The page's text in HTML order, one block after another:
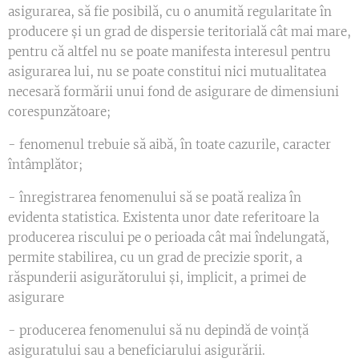
asigurarea, să fie posibilă, cu o anumită regularitate în
producere și un grad de dispersie teritorială cât mai mare,
pentru că altfel nu se poate manifesta interesul pentru
asigurarea lui, nu se poate constitui nici mutualitatea
necesară formării unui fond de asigurare de dimensiuni
corespunzătoare;
- fenomenul trebuie să aibă, în toate cazurile, caracter
întâmplător;
- înregistrarea fenomenului să se poată realiza în
evidenta statistica. Existenta unor date referitoare la
producerea riscului pe o perioada cât mai îndelungată,
permite stabilirea, cu un grad de precizie sporit, a
răspunderii asigurătorului și, implicit, a primei de
asigurare
- producerea fenomenului să nu depindă de voință
asiguratului sau a beneficiarului asigurării.